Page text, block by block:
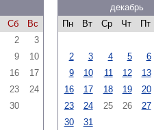
Сб
Вс
2
3
9
10
16
17
23
24
30
декабрь
Пн
Вт Ср Чт Пт
2
3 4 5 6
9
10 11 12 13
16
17 18 19 20
23
24 25 26 27
30
31